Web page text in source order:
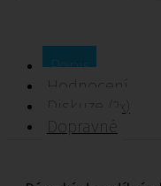
Popis
Hodnocení
Diskuze
(2x)
Dopravné